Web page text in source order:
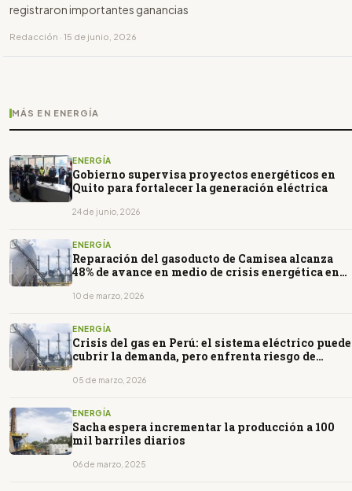
registraron importantes ganancias
Redacción · 15 de junio, 2026
MÁS EN ENERGÍA
ENERGÍA
Gobierno supervisa proyectos energéticos en
Quito para fortalecer la generación eléctrica
24 de junio, 2026
ENERGÍA
Reparación del gasoducto de Camisea alcanza
48% de avance en medio de crisis energética en
10 de marzo, 2026
ENERGÍA
Crisis del gas en Perú: el sistema eléctrico puede
cubrir la demanda, pero enfrenta riesgo de
05 de marzo, 2026
ENERGÍA
Sacha espera incrementar la producción a 100
mil barriles diarios
06 de marzo, 2025